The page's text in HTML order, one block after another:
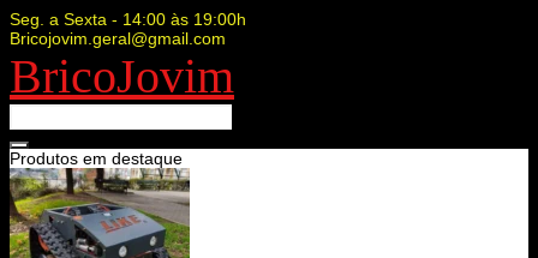
Seg. a Sexta - 14:00 às 19:00h
Bricojovim.geral@gmail.com
BricoJovim
Produtos em destaque